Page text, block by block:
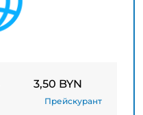
3,50 BYN
Прейскурант